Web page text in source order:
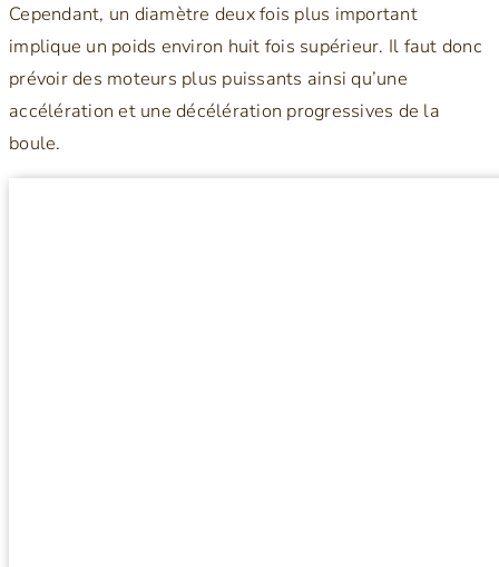
Cependant, un diamètre deux fois plus important
implique un poids environ huit fois supérieur. Il faut donc
prévoir des moteurs plus puissants ainsi qu’une
accélération et une décélération progressives de la
boule.